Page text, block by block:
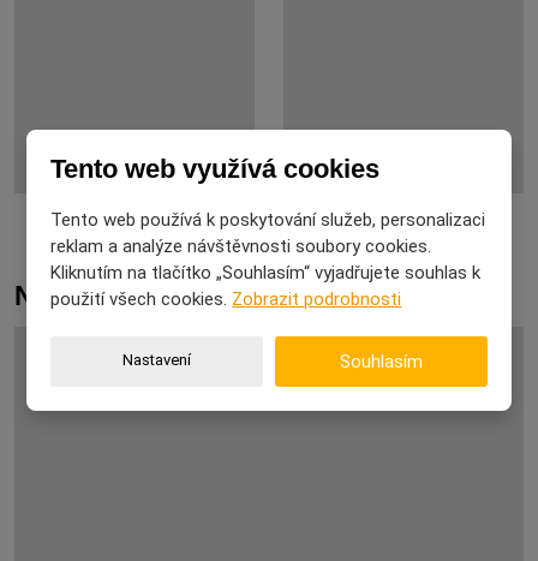
Novinky
Tento web využívá cookies
Tento web používá k poskytování služeb, personalizaci
reklam a analýze návštěvnosti soubory cookies.
Kliknutím na tlačítko „Souhlasím“ vyjadřujete souhlas k
použití všech cookies. Zobrazit podrobnosti
Nastavení Souhlasím